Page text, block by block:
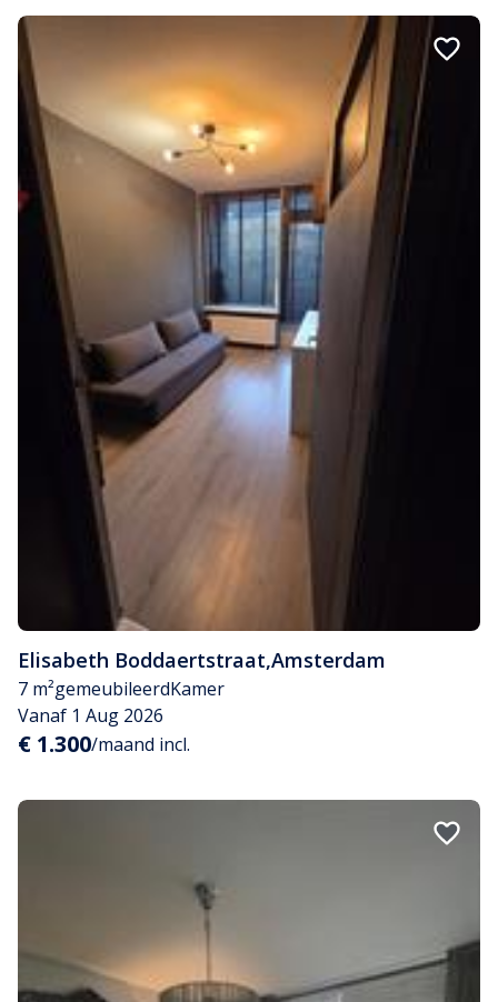
Elisabeth Boddaertstraat,Amsterdam
7 m²gemeubileerdKamer
Vanaf 1 Aug 2026
€ 1.300/maand incl.